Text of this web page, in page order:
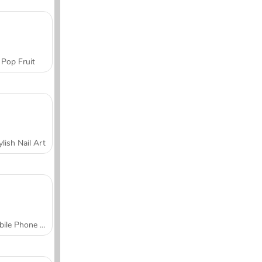
Pop Fruit
Nail Art
Mobile Phone Case Design & DIY